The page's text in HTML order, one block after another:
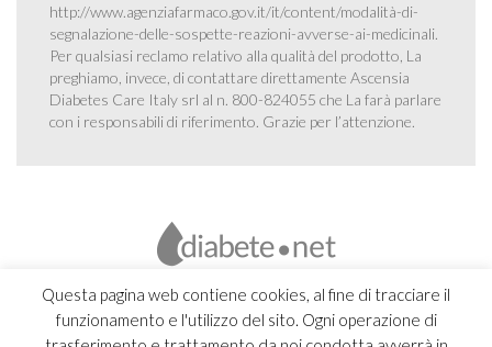
Questa pagina web contiene cookies, al fine di tracciare il
funzionamento e l'utilizzo del sito. Ogni operazione di
http://www.agenziafarmaco.gov.it/it/content/modalità-di-
segnalazione-delle-sospette-reazioni-avverse-ai-medicinali.
Per qualsiasi reclamo relativo alla qualità del prodotto, La
preghiamo, invece, di contattare direttamente Ascensia
Diabetes Care Italy srl al n. 800-824055 che La farà parlare
con i responsabili di riferimento. Grazie per l’attenzione.